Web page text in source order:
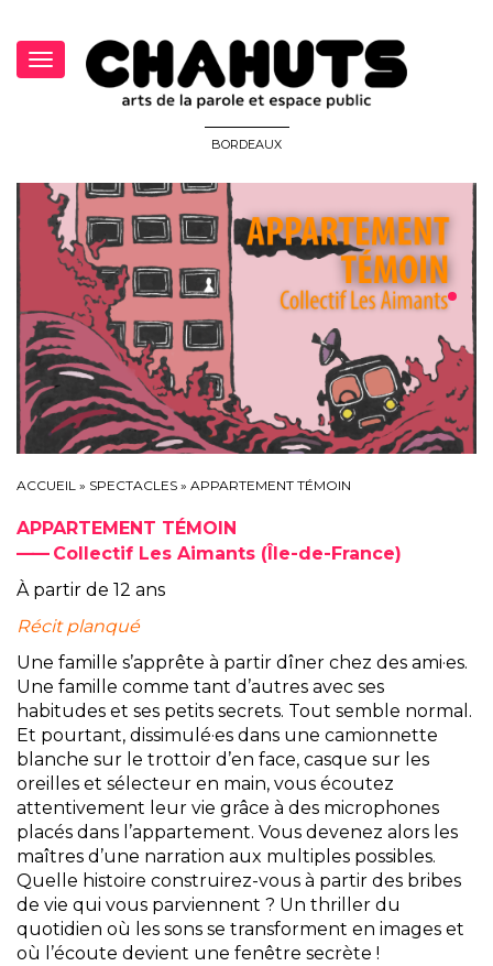
Toggle
navigation
BORDEAUX
ACCUEIL » SPECTACLES » APPARTEMENT TÉMOIN
APPARTEMENT TÉMOIN
Collectif Les Aimants (Île-de-France)
À partir de 12 ans
Récit planqué
Une famille s’apprête à partir dîner chez des ami·es.
Une famille comme tant d’autres avec ses
habitudes et ses petits secrets. Tout semble normal.
Et pourtant, dissimulé·es dans une camionnette
blanche sur le trottoir d’en face, casque sur les
oreilles et sélecteur en main, vous écoutez
attentivement leur vie grâce à des microphones
placés dans l’appartement. Vous devenez alors les
maîtres d’une narration aux multiples possibles.
Quelle histoire construirez-vous à partir des bribes
de vie qui vous parviennent ? Un thriller du
quotidien où les sons se transforment en images et
où l’écoute devient une fenêtre secrète !